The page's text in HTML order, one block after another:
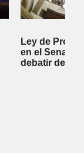
Ley de
en el Senado
debatir